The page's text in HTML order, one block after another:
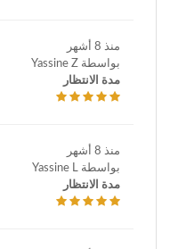
منذ 8 أشهر
بواسطة Yassine Z
مدة الانتظار
منذ 8 أشهر
بواسطة Yassine L
مدة الانتظار